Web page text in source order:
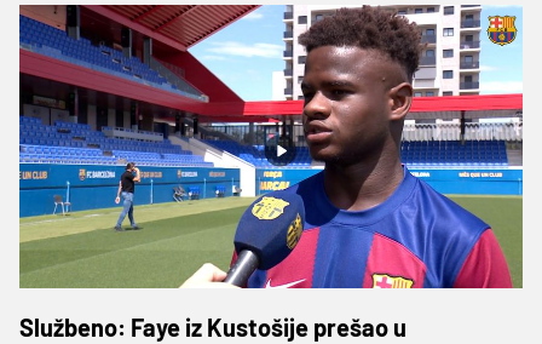
Službeno: Faye iz Kustošije prešao u